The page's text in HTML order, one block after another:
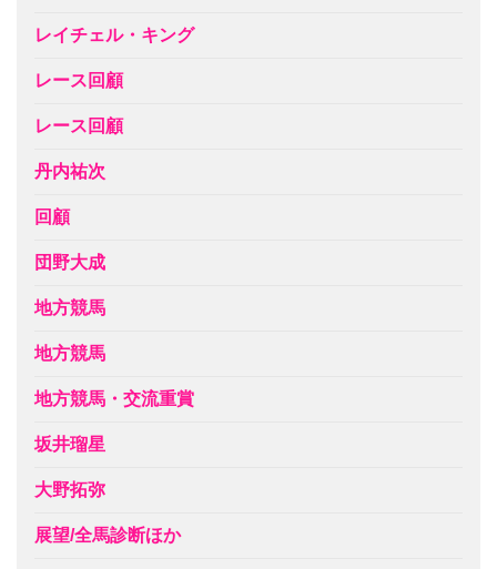
レイチェル・キング
レース回顧
レース回顧
丹内祐次
回顧
団野大成
地方競馬
地方競馬
地方競馬・交流重賞
坂井瑠星
大野拓弥
展望/全馬診断ほか